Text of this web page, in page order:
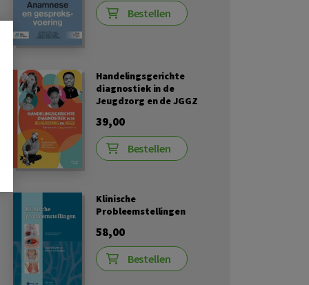
Bestellen
Handelingsgerichte
diagnostiek in de
Jeugdzorg en de JGGZ
39,00
Bestellen
Klinische
Probleemstellingen
58,00
Bestellen